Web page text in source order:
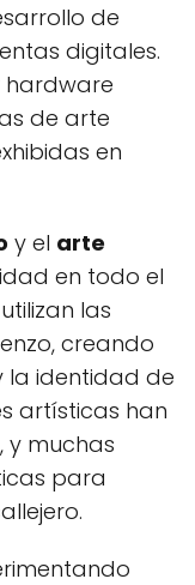
de
digitales.
hardware
de arte
en
y el arte
en todo el
las
creando
la identidad de
artísticas han
y muchas
para